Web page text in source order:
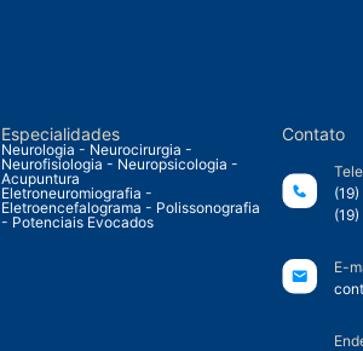
Especialidades
Neurologia - Neurocirurgia -
Neurofisiologia - Neuropsicologia -
Acupuntura
Eletroneuromiografia -
Eletroencefalograma - Polissonografia
- Potenciais Evocados
Contato
E-